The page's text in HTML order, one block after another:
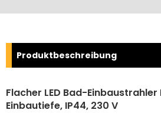
Produktbeschreibung
Flacher LED Bad-
Einbautiefe, IP44, 230 V